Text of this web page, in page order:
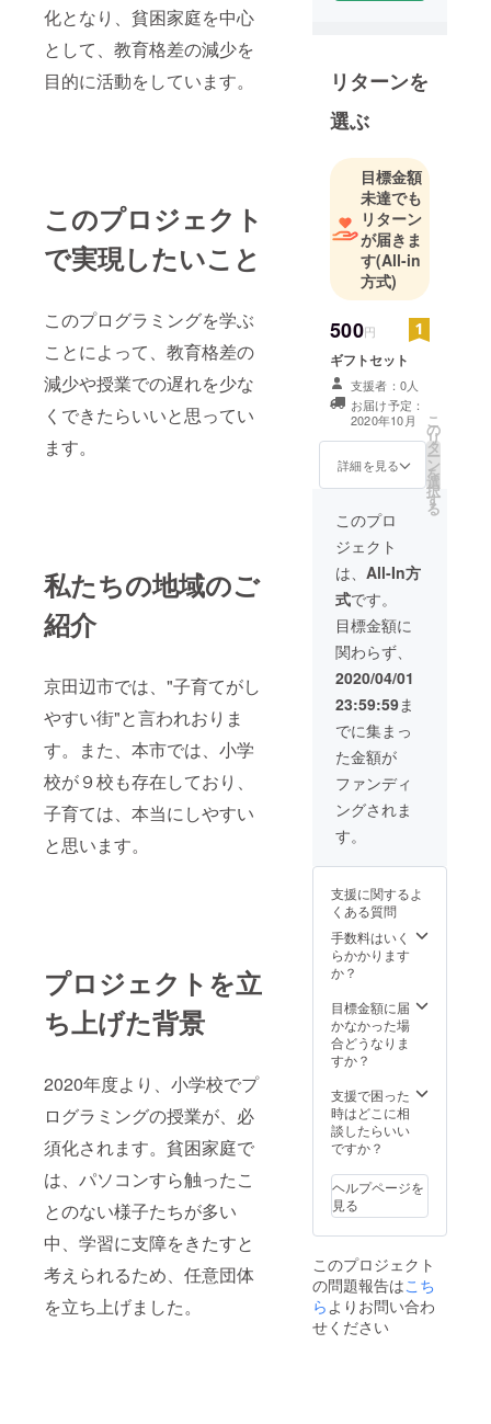
化となり、貧困家庭を中心
として、教育格差の減少を
目的に活動をしています。
このプロジェクト
で実現したいこと
このプログラミングを学ぶ
ことによって、教育格差の
減少や授業での遅れを少な
くできたらいいと思ってい
ます。
私たちの地域のご
紹介
京田辺市では、"子育てがし
やすい街"と言われおりま
す。また、本市では、小学
校が９校も存在しており、
子育ては、本当にしやすい
と思います。
プロジェクトを立
ち上げた背景
2020年度より、小学校でプ
ログラミングの授業が、必
須化されます。貧困家庭で
は、パソコンすら触ったこ
とのない様子たちが多い
中、学習に支障をきたすと
考えられるため、任意団体
を立ち上げました。
リターンを
選ぶ
目標金額
未達でも
リターン
が届きま
す(All-in
方式)
500円
ギフトセット
支援者：0人
お届け予定：
2020年10月
詳細を見る
こ
の
リ
タ
ー
ン
を
選
択
す
る
このプロ
ジェクト
は、 All-In方
式です。
目標金額に
関わらず、
2020/04/01
23:59:59ま
でに集まっ
た金額が
ファンディ
ングされま
す。
支援に関するよ
くある質問
手数料はいく
らかかります
か？
目標金額に届
かなかった場
合どうなりま
すか？
支援で困った
時はどこに相
談したらいい
ですか？
ヘルプページを
見る
このプロジェクト
の問題報告はこち
らよりお問い合わ
せください